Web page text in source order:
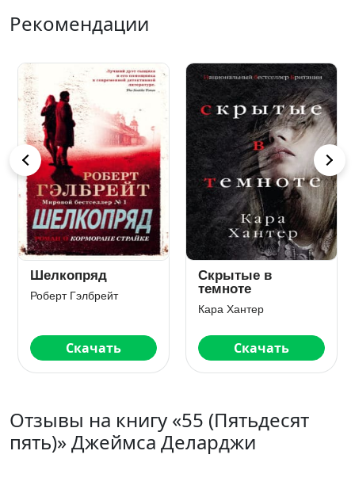
Рекомендации
Шелкопряд
Роберт Гэлбрейт
Скачать
Скрытые в
темноте
Кара Хантер
Скачать
Отзывы на книгу «55 (Пятьдесят
пять)» Джеймса Деларджи